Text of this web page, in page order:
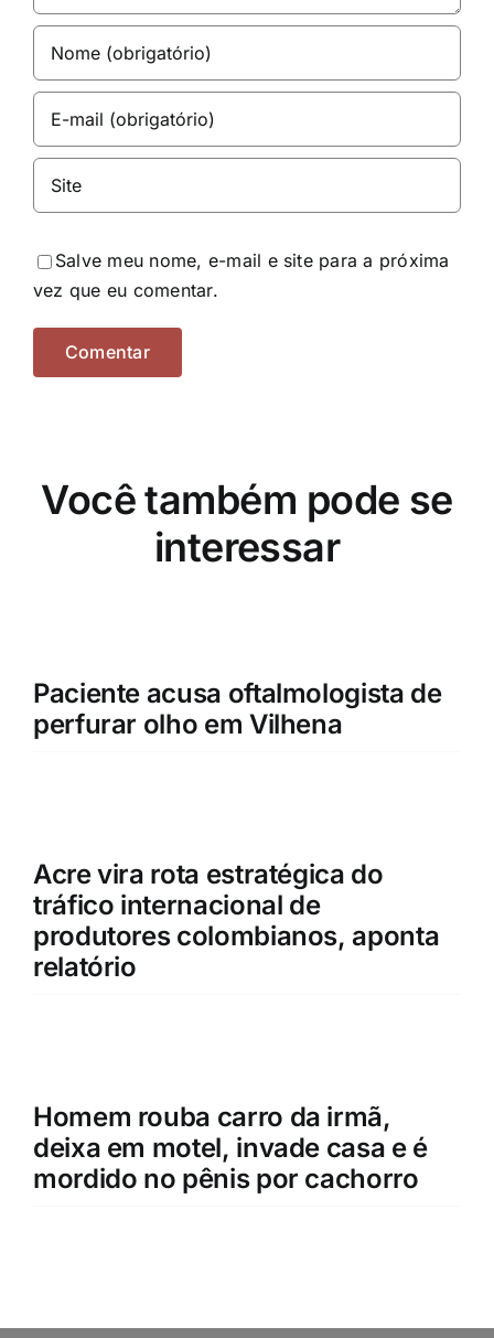
Salve meu nome, e-mail e site para a próxima
vez que eu comentar.
Você também pode se
interessar
Paciente acusa oftalmologista de
perfurar olho em Vilhena
Acre vira rota estratégica do
tráfico internacional de
produtores colombianos, aponta
relatório
Homem rouba carro da irmã,
deixa em motel, invade casa e é
mordido no pênis por cachorro